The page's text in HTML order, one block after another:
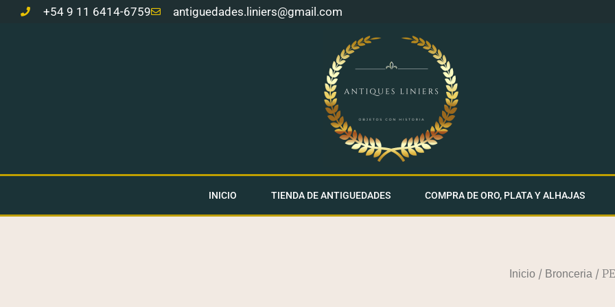
+54 9 11 6414-6759 antiguedades.liniers@gmail.com
INICIO TIENDA DE ANTIGUEDADES COMPRA DE ORO, PLATA Y ALHAJAS
Inicio / Bronceria /